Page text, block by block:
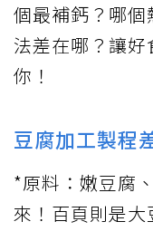
個最補鈣？哪
法差在哪？讓
你！
豆腐加工製程
*原料：嫩豆腐
來！百頁則是大